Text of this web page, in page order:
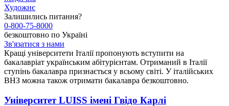
Художнє
Залишились питання?
0-800-75-8000
безкоштовно по Україні
Зв'язатися з нами
Кращі університети Італії пропонують вступити на
бакалавріат українським абітурієнтам. Отриманий в Італії
ступінь бакалавра признається у всьому світі. У італійських
ВНЗ можна також отримати бакалавра безкоштовно.
Університет LUISS імені Гвідо Карлі